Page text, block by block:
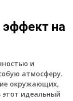
на
и
атмосферу.
окружающих,
этот идеальный